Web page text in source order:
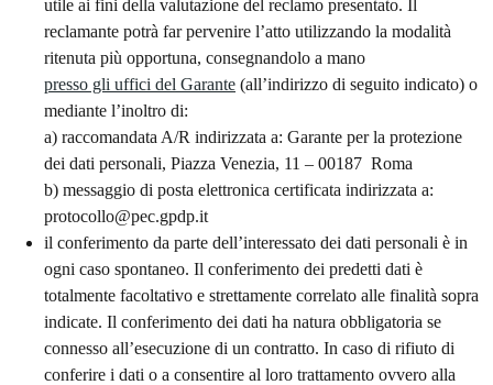
utile ai fini della valutazione del reclamo presentato. Il
reclamante potrà far pervenire l’atto utilizzando la modalità
ritenuta più opportuna, consegnandolo a mano
presso gli uffici del Garante (all’indirizzo di seguito indicato) o
mediante l’inoltro di:
a) raccomandata A/R indirizzata a: Garante per la protezione
dei dati personali, Piazza Venezia, 11 – 00187 Roma
b) messaggio di posta elettronica certificata indirizzata a:
protocollo@pec.gpdp.it
il conferimento da parte dell’interessato dei dati personali è in
ogni caso spontaneo. Il conferimento dei predetti dati è
totalmente facoltativo e strettamente correlato alle finalità sopra
indicate. Il conferimento dei dati ha natura obbligatoria se
connesso all’esecuzione di un contratto. In caso di rifiuto di
conferire i dati o a consentire al loro trattamento ovvero alla